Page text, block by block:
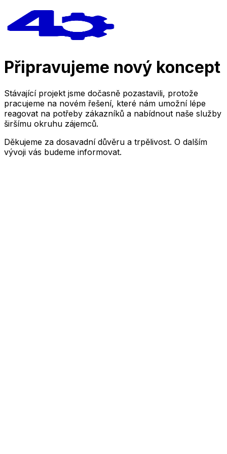
Připravujeme nový koncept
Stávající projekt jsme dočasně pozastavili, protože
pracujeme na novém řešení, které nám umožní lépe
reagovat na potřeby zákazníků a nabídnout naše služby
širšímu okruhu zájemců.
Děkujeme za dosavadní důvěru a trpělivost. O dalším
vývoji vás budeme informovat.